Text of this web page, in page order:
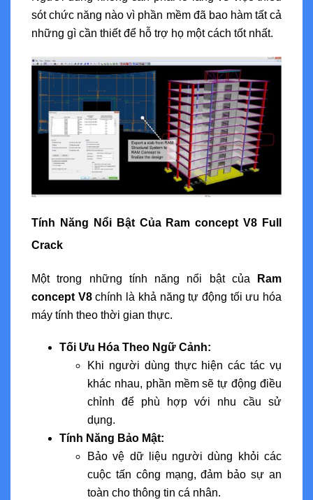
sót chức năng nào vì phần mềm đã bao hàm tất cả
những gì cần thiết để hỗ trợ họ một cách tốt nhất.
Tính Năng Nổi Bật Của Ram concept V8 Full
Crack
Một trong những tính năng nổi bật của
Ram
concept V8chính là khả năng tự động tối ưu hóa
máy tính theo thời gian thực.
Tối Ưu Hóa Theo Ngữ Cảnh:
Khi người dùng thực hiện các tác vụ
khác nhau, phần mềm sẽ tự động điều
chỉnh để phù hợp với nhu cầu sử
dụng.
Tính Năng Bảo Mật:
Bảo vệ dữ liệu người dùng khỏi các
cuộc tấn công mạng, đảm bảo sự an
toàn cho thông tin cá nhân.